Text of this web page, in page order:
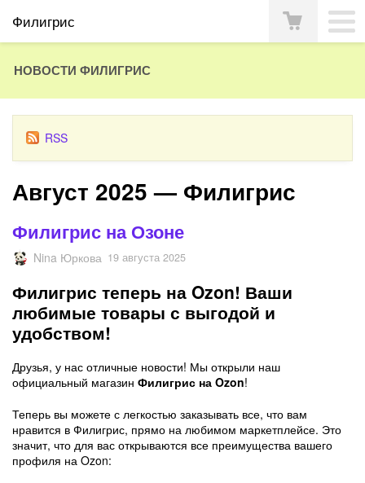
Филигрис
НОВОСТИ ФИЛИГРИС
RSS
Август 2025 — Филигрис
Филигрис на Озоне
Nina Юркова 19 августа 2025
Филигрис теперь на Ozon! Ваши
любимые товары с выгодой и
удобством!
Друзья, у нас отличные новости! Мы открыли наш
официальный магазин Филигрис на Ozon!
Теперь вы можете с легкостью заказывать все, что вам
нравится в Филигрис, прямо на любимом маркетплейсе. Это
значит, что для вас открываются все преимущества вашего
профиля на Ozon: